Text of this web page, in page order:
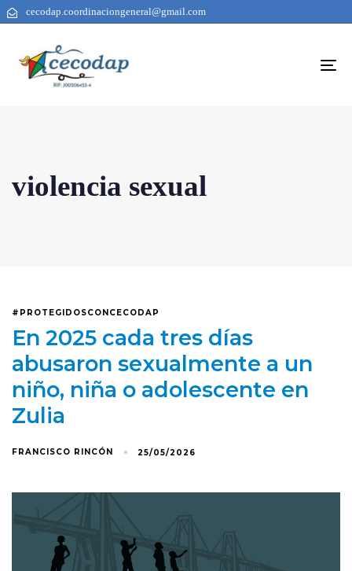
cecodap.coordinaciongeneral@gmail.com
violencia sexual
#PROTEGIDOSCONCECODAP
En 2025 cada tres días
abusaron sexualmente a un
niño, niña o adolescente en
Zulia
FRANCISCO RINCÓN 25/05/2026